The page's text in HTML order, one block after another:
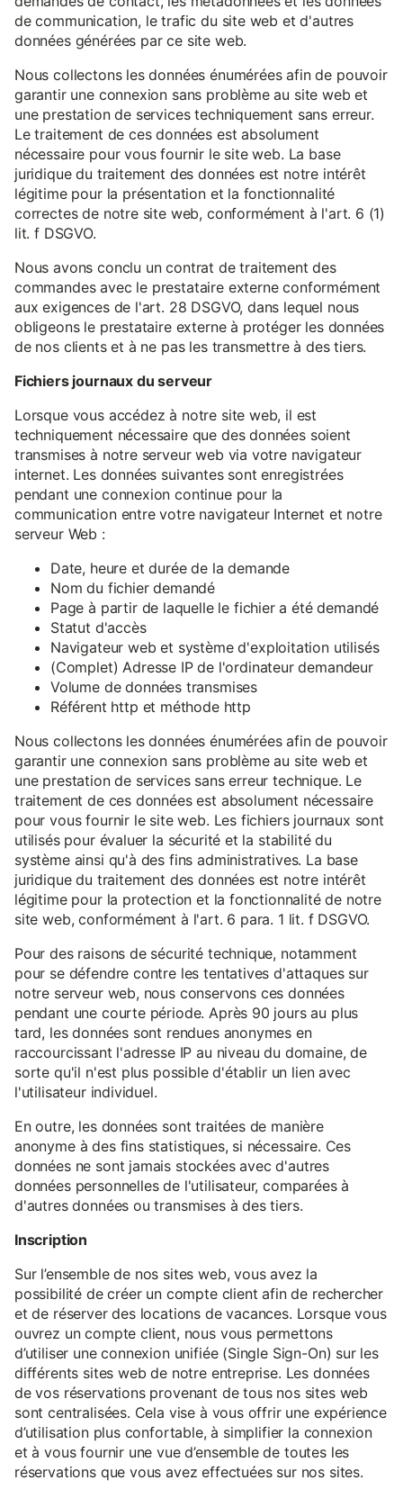
de communication, le trafic du site web et d'autres
données générées par ce site web.
Nous collectons les données énumérées afin de pouvoir
garantir une connexion sans problème au site web et
une prestation de services techniquement sans erreur.
Le traitement de ces données est absolument
nécessaire pour vous fournir le site web. La base
juridique du traitement des données est notre intérêt
légitime pour la présentation et la fonctionnalité
correctes de notre site web, conformément à l'art. 6 (1)
lit. f DSGVO.
Nous avons conclu un contrat de traitement des
commandes avec le prestataire externe conformément
aux exigences de l'art. 28 DSGVO, dans lequel nous
obligeons le prestataire externe à protéger les données
de nos clients et à ne pas les transmettre à des tiers.
Fichiers journaux du serveur
Lorsque vous accédez à notre site web, il est
techniquement nécessaire que des données soient
transmises à notre serveur web via votre navigateur
internet. Les données suivantes sont enregistrées
pendant une connexion continue pour la
communication entre votre navigateur Internet et notre
serveur Web :
Date, heure et durée de la demande
Nom du fichier demandé
Page à partir de laquelle le fichier a été demandé
Statut d'accès
Navigateur web et système d'exploitation utilisés
(Complet) Adresse IP de l'ordinateur demandeur
Volume de données transmises
Référent http et méthode http
Nous collectons les données énumérées afin de pouvoir
garantir une connexion sans problème au site web et
une prestation de services sans erreur technique. Le
traitement de ces données est absolument nécessaire
pour vous fournir le site web. Les fichiers journaux sont
utilisés pour évaluer la sécurité et la stabilité du
système ainsi qu'à des fins administratives. La base
juridique du traitement des données est notre intérêt
légitime pour la protection et la fonctionnalité de notre
site web, conformément à l'art. 6 para. 1 lit. f DSGVO.
Pour des raisons de sécurité technique, notamment
pour se défendre contre les tentatives d'attaques sur
notre serveur web, nous conservons ces données
pendant une courte période. Après 90 jours au plus
tard, les données sont rendues anonymes en
raccourcissant l'adresse IP au niveau du domaine, de
sorte qu'il n'est plus possible d'établir un lien avec
l'utilisateur individuel.
En outre, les données sont traitées de manière
anonyme à des fins statistiques, si nécessaire. Ces
données ne sont jamais stockées avec d'autres
données personnelles de l'utilisateur, comparées à
d'autres données ou transmises à des tiers.
Inscription
Sur l’ensemble de nos sites web, vous avez la
possibilité de créer un compte client afin de rechercher
et de réserver des locations de vacances. Lorsque vous
ouvrez un compte client, nous vous permettons
d’utiliser une connexion unifiée (Single Sign-On) sur les
différents sites web de notre entreprise. Les données
de vos réservations provenant de tous nos sites web
sont centralisées. Cela vise à vous offrir une expérience
d’utilisation plus confortable, à simplifier la connexion
et à vous fournir une vue d’ensemble de toutes les
réservations que vous avez effectuées sur nos sites.